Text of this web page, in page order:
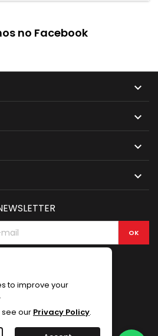
no Facebook




to improve your
see our Privacy Policy.